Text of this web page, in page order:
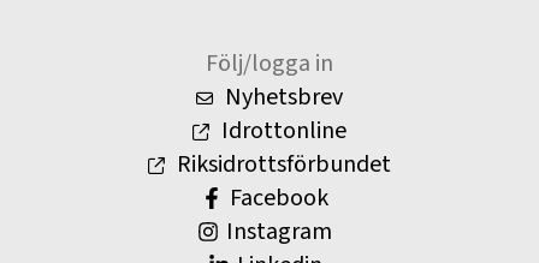
Följ/logga in
Nyhetsbrev
Idrottonline
Riksidrottsförbundet
Facebook
Instagram